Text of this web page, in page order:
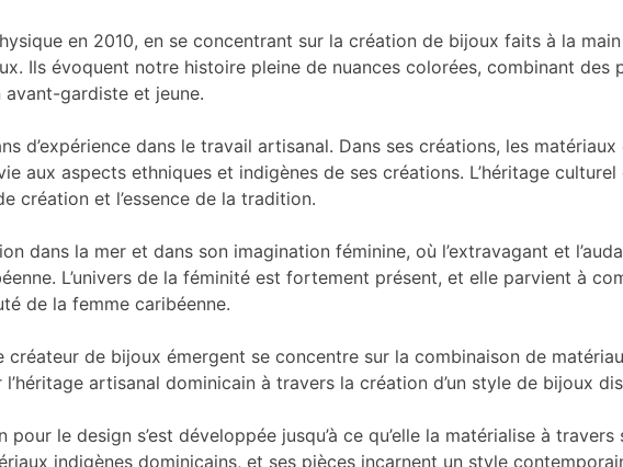
en 2010, en se concentrant sur la création de bijoux faits à la
Ils évoquent notre histoire pleine de nuances colorées, combinant des
avant-gardiste et jeune.
d’expérience dans le travail artisanal. Dans ses créations, les
aux aspects ethniques et indigènes de ses créations. L’héritage
création et l’essence de la tradition.
dans la mer et dans son imagination féminine, où l’extravagant et
L’univers de la féminité est fortement présent, et elle parvient à
de la femme caribéenne.
créateur de bijoux émergent se concentre sur la combinaison de
artisanal dominicain à travers la création d’un style de bijoux
pour le design s’est développée jusqu’à ce qu’elle la matérialise à
indigènes dominicains, et ses pièces incarnent un style